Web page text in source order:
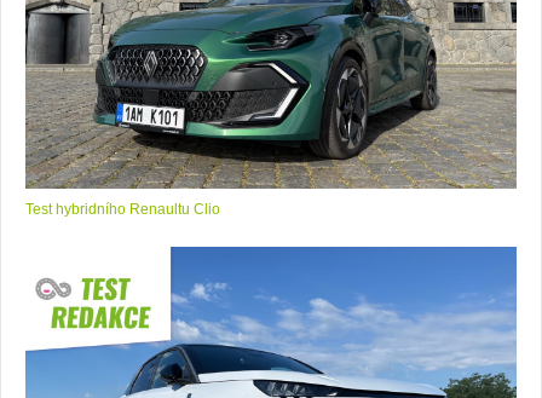
Test hybridního Renaultu Clio